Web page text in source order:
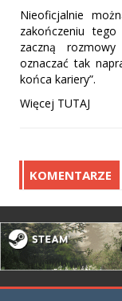
Nieoficjalnie
zakończeniu
zaczną
oznaczać tak
końca kariery”.
Więcej TUTAJ
KOMENTARZE